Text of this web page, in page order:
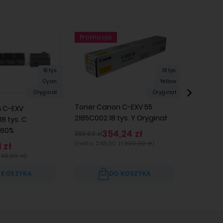
18 tys.
Cyan
Oryginał
EXV
tys. C
zł
30,00 zł
18 tys.
Yellow
Oryginał
Promocja
Toner Canon C-EXV 55
2185C002 18 tys. Y Oryginał
393,60 zł354,24 zł
(netto: 288,00 zł 320,00 zł
DO KOSZYKA
Promocja